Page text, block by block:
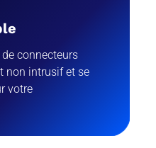
connecteurs
non intrusif et se
votre